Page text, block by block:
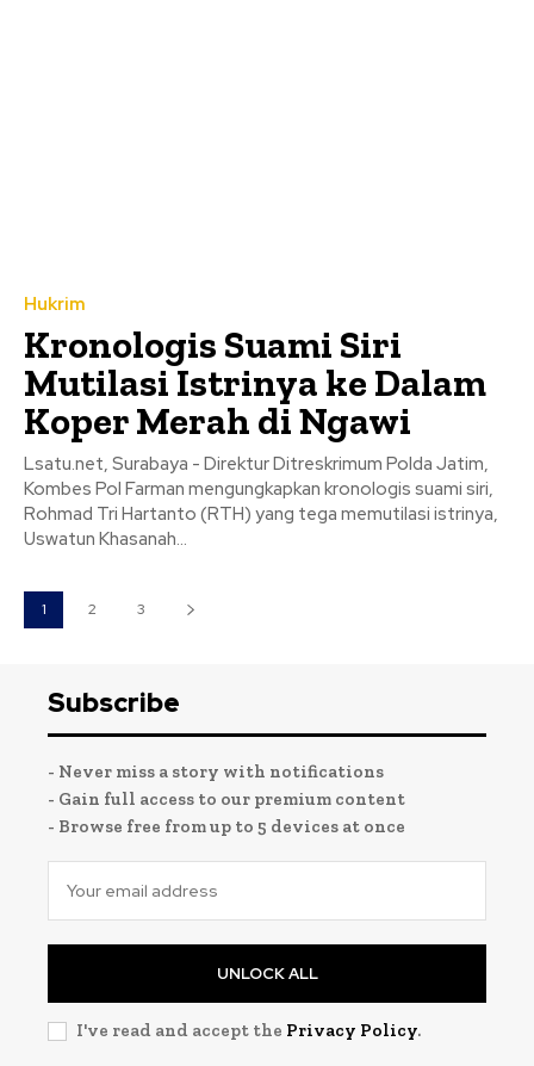
Hukrim
Kronologis Suami Siri
Mutilasi Istrinya ke Dalam
Koper Merah di Ngawi
Lsatu.net, Surabaya - Direktur Ditreskrimum Polda Jatim,
Kombes Pol Farman mengungkapkan kronologis suami siri,
Rohmad Tri Hartanto (RTH) yang tega memutilasi istrinya,
Uswatun Khasanah...
1 2 3
Subscribe
- Never miss a story with notifications
- Gain full access to our premium content
- Browse free from up to 5 devices at once
UNLOCK ALL
I've read and accept the Privacy Policy.